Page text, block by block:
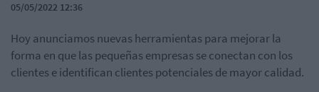
05/05/2022 12:36
Hoy anunciamos nuevas herramientas para mejorar la
forma en que las pequeñas empresas se conectan con los
clientes e identifican clientes potenciales de mayor calidad.